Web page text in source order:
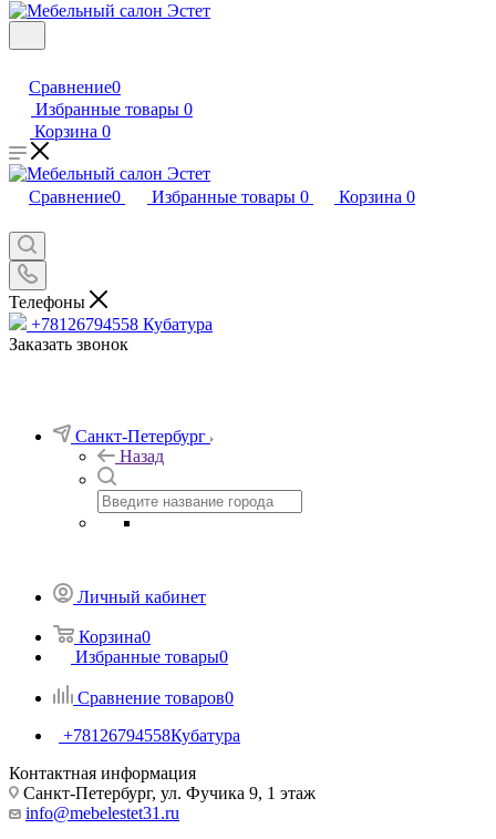
Сравнение0
Избранные товары 0
Корзина 0
Сравнение0 Избранные товары 0 Корзина 0
Телефоны
+78126794558 Кубатура
Заказать звонок
Санкт-Петербург
Назад
Личный кабинет
Корзина0
Избранные товары0
Сравнение товаров0
+78126794558Кубатура
Контактная информация
Санкт-Петербург, ул. Фучика 9, 1 этаж
info@mebelestet31.ru